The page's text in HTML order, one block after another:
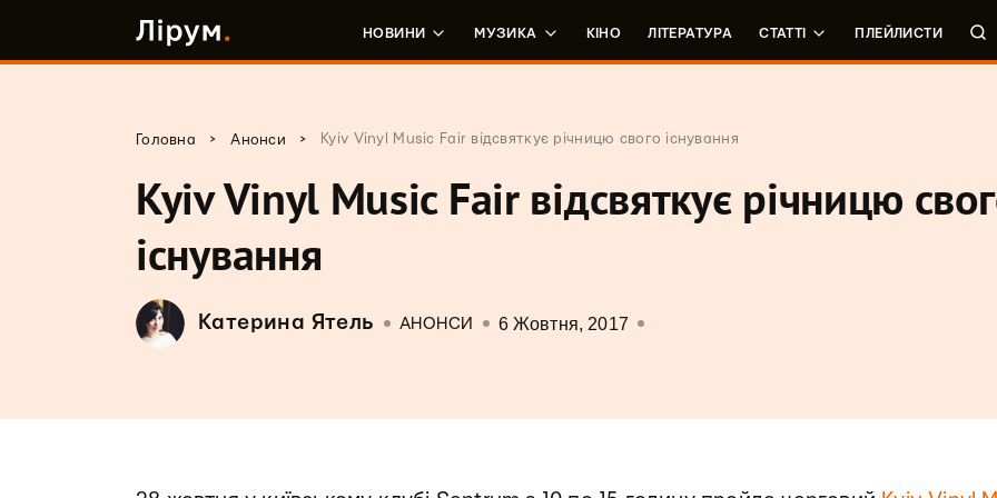
НОВИНИ МУЗИКА КІНО ЛІТЕРАТУРА СТАТТІ ПЛЕЙЛИСТИ
Головна > Анонси > Kyiv Vinyl Music Fair відсвяткує річницю свого існування
Kyiv Vinyl Music Fair відсвяткує річницю
існування
Катерина Ятель АНОНСИ 6 Жовтня, 2017